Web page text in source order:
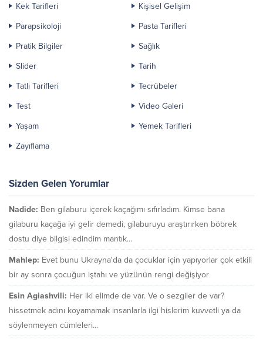
Kek Tarifleri
Kişisel Gelişim
Parapsikoloji
Pasta Tarifleri
Pratik Bilgiler
Sağlık
Slider
Tarih
Tatlı Tarifleri
Tecrübeler
Test
Video Galeri
Yaşam
Yemek Tarifleri
Zayıflama
Sizden Gelen Yorumlar
Nadide: Ben gilaburu içerek kaçağımı sıfırladım. Kimse bana
gilaburu kaçağa iyi gelir demedi, gilaburuyu araştırırken böbrek
dostu diye bilgisi edindim mantık...
Mahlep: Evet bunu Ukrayna'da da çocuklar için yapıyorlar çok etkili
bir ay sonra çocuğun iştahı ve yüzünün rengi değişiyor
Esin Agiashvili: Her iki elimde de var. Ve o sezgiler de var?
hissetmek adını koyamamak insanlarla ilgi hislerim kuvvetli ya da
söylenmeyen cümleleri...